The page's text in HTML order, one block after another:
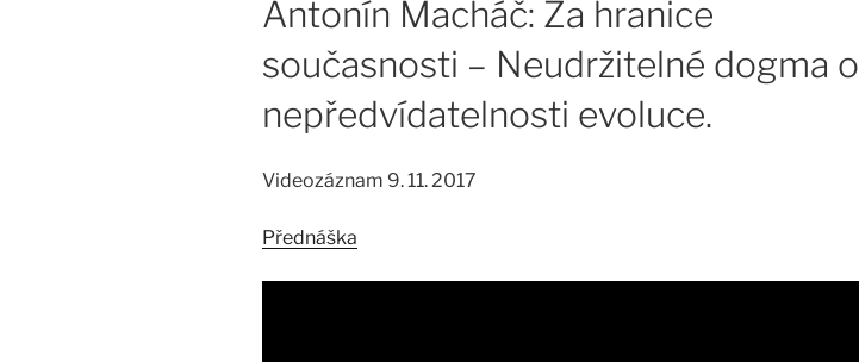
Antonín Macháč: Za hranice
současnosti – Neudržitelné dogma o
nepředvídatelnosti evoluce.
Videozáznam 9. 11. 2017
Přednáška